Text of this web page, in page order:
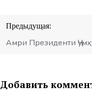
Навигация
по
записям
Предыдущая:
Амри Президенти
Добавить